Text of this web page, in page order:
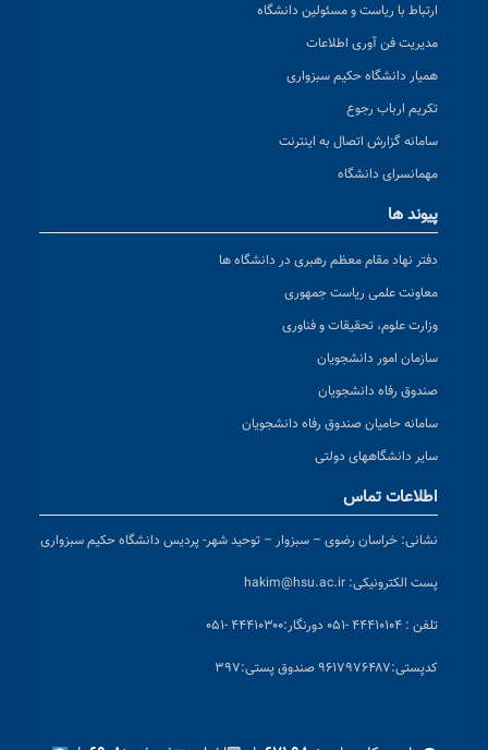
ارتباط با ریاست و مسئولین دانشگاه
مدیریت فن آوری اطلاعات
همیار دانشگاه حکیم سبزواری
تکریم ارباب رجوع
سامانه گزارش اتصال به اینترنت
مهمانسرای دانشگاه
پیوند ها
دفتر نهاد مقام معظم رهبری در دانشگاه ها
معاونت علمی ریاست جمهوری
وزارت علوم، تحقیقات و فناوری
سازمان امور دانشجویان
صندوق رفاه دانشجویان
سامانه حامیان صندوق رفاه دانشجویان
سایر دانشگاههای دولتی
اطلاعات تماس
نشانی: خراسان رضوی – سبزوار – توحید شهر- پردیس دانشگاه حکیم سبزواری
پست الکترونیکی: hakim@hsu.ac.ir
تلفن : ۴۴۴۱۰۱۰۴ -۰۵۱ دورنگار:۴۴۴۱۰۳۰۰ -۰۵۱
کدپستی:۹۶۱۷۹۷۶۴۸۷ صندوق پستی:۳۹۷